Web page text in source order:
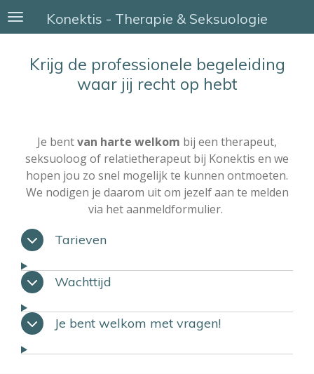
Ga
direct
Konektis - Therapie & Seksuologie
Krijg de professionele begeleiding
waar jij recht op hebt
Je bentvan harte welkom bij een therapeut,
seksuoloog of relatietherapeut bij Konektis en we
hopen jou zo snel mogelijk te kunnen ontmoeten.
We nodigen je daarom uit om jezelf aan te melden
via het aanmeldformulier.
Tarieven
Wachttijd
Je bent welkom met vragen!